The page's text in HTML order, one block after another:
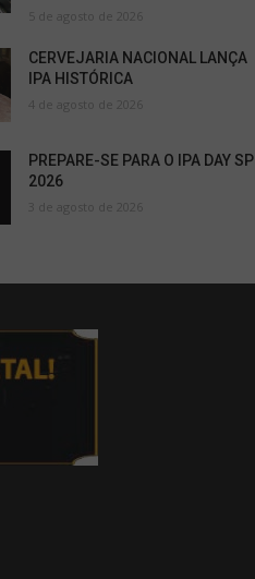
5 de agosto de 2026
CERVEJARIA NACIONAL LANÇA
IPA HISTÓRICA
4 de agosto de 2026
PREPARE-SE PARA O IPA DAY SP
2026
3 de agosto de 2026